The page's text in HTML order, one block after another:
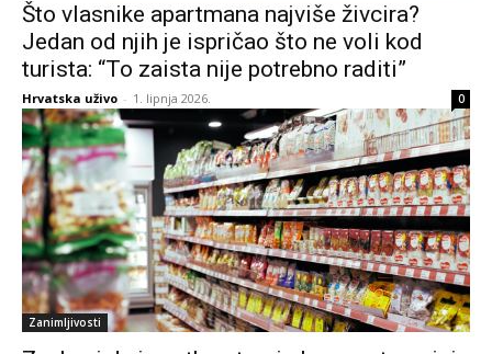
Što vlasnike apartmana najviše živcira?
Jedan od njih je ispričao što ne voli kod
turista: “To zaista nije potrebno raditi”
Hrvatska uživo - 1. lipnja 2026. 0
Zanimljivosti